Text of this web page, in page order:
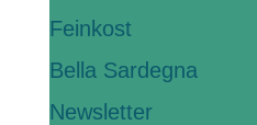
Feinkost
Bella Sardegna
Newsletter